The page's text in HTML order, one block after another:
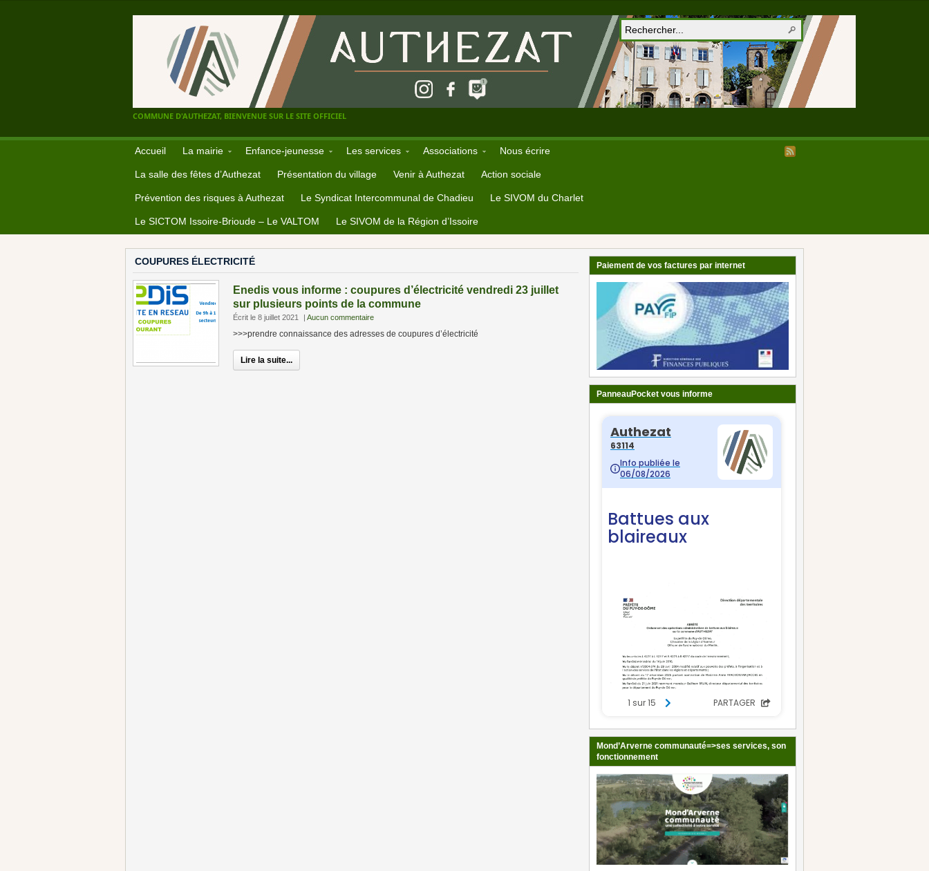
COMMUNE D'AUTHEZAT, BIENVENUE SUR LE SITE OFFICIEL
Accueil La mairie Enfance-jeunesse Les services Associations Nous écrire
La salle des fêtes d’Authezat Présentation du village Venir à Authezat Action sociale
Prévention des risques à Authezat Le Syndicat Intercommunal de Chadieu Le SIVOM du Charlet
Le SICTOM Issoire-Brioude – Le VALTOM Le SIVOM de la Région d’Issoire
COUPURES ÉLECTRICITÉ
Enedis vous informe : coupures d’électricité vendredi 23 juillet
sur plusieurs points de la commune
Écrit le 8 juillet 2021 | Aucun commentaire
>>>prendre connaissance des adresses de coupures d’électricité
Lire la suite...
Paiement de vos factures par internet
PanneauPocket vous informe
Mond’Arverne communauté=>ses services, son
fonctionnement